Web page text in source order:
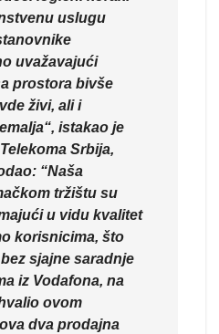
uslugu
uvažavajući
prostora bivše
živi, ali i
istakao je
Srbija,
: “Naša
tržištu su
u vidu kvalitet
korisnicima, što
sjajne saradnje
iz Vodafona, na
ovom
dva prodajna